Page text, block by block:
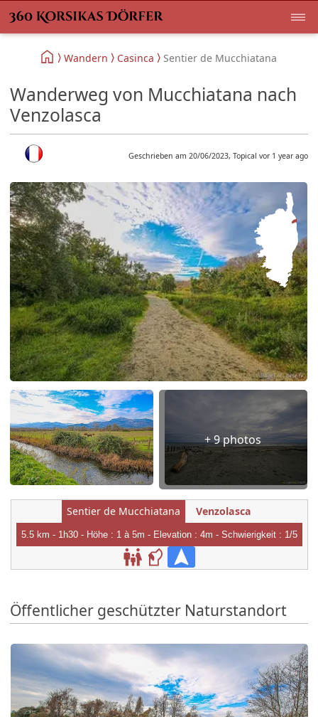
Wandern Casinca Sentier de Mucchiatana
Wanderweg von Mucchiatana nach
Venzolasca
Geschrieben am 20/06/2023, Topical vor 1 year ago
+ 9 photos
Sentier de Mucchiatana Venzolasca
5.5 km - 1h30 - Höhe : 1 à 5m - Elevation : 4m - Schwierigkeit : 1/5
Öffentlicher geschützter Naturstandort